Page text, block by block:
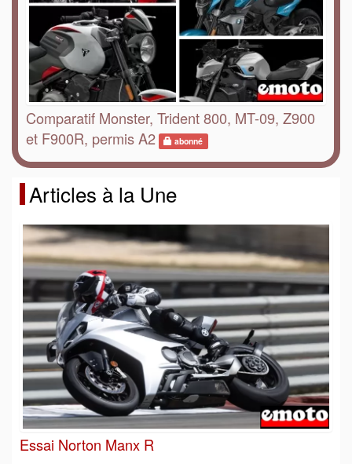
Comparatif Monster, Trident 800, MT-09, Z900
et F900R, permis A2
abonné
Articles à la Une
Essai Norton Manx R